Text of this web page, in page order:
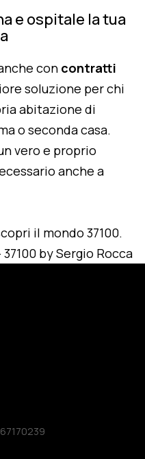
e ospitale la tua
con contratti
soluzione per chi
abitazione di
o seconda casa.
vero e proprio
anche a
il mondo 37100.